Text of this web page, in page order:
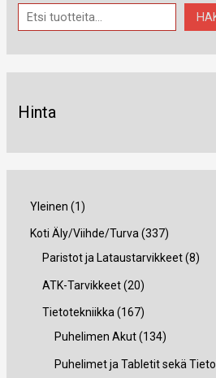
Hinta
Yleinen 11
t
u
Koti Äly/Viihde/Turva 3373
3
u
Paristot ja Lataustarvikkeet 88
ATK-Tarvikkeet 202
0
t
u
Tietotekniikka 1671
6
7
Puhelimen Akut 1341
3
Puhelimet ja Tabletit sekä